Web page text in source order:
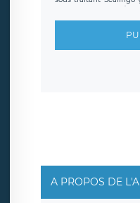
d’inscription est
protection conformes
sont conservées
rue Léopold Sédar
également le droit
d’une autorité de
A PROPOS DE